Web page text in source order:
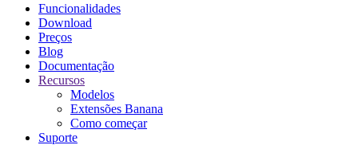
Funcionalidades
Download
Preços
Blog
Documentação
Recursos
Modelos
Extensões Banana
Como começar
Suporte